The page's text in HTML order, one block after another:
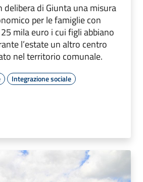
delibera di Giunta una misura
per le famiglie con
mila euro i cui figli abbiano
l’estate un altro centro
nel territorio comunale.
Integrazione sociale